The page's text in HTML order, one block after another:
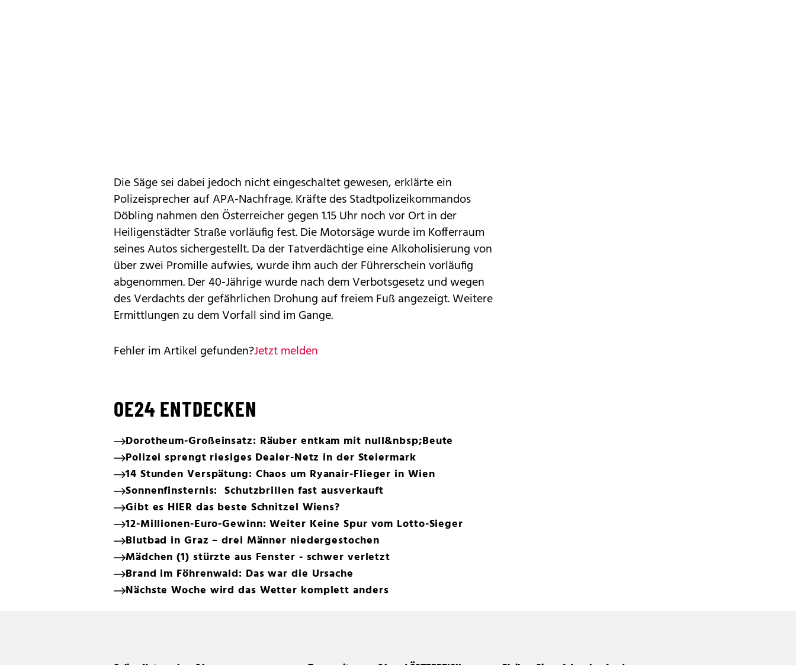
Die Säge sei dabei jedoch nicht eingeschaltet gewesen, erklärte ein
Polizeisprecher auf APA-Nachfrage. Kräfte des Stadtpolizeikommandos
Döbling nahmen den Österreicher gegen 1.15 Uhr noch vor Ort in der
Heiligenstädter Straße vorläufig fest. Die Motorsäge wurde im Kofferraum
seines Autos sichergestellt. Da der Tatverdächtige eine Alkoholisierung von
über zwei Promille aufwies, wurde ihm auch der Führerschein vorläufig
abgenommen. Der 40-Jährige wurde nach dem Verbotsgesetz und wegen
des Verdachts der gefährlichen Drohung auf freiem Fuß angezeigt. Weitere
Ermittlungen zu dem Vorfall sind im Gange.
Fehler im Artikel gefunden?Jetzt melden
OE24 ENTDECKEN
Dorotheum-Großeinsatz: Räuber entkam mit null&nbsp;Beute
Polizei sprengt riesiges Dealer-Netz in der Steiermark
14 Stunden Verspätung: Chaos um Ryanair-Flieger in Wien
Sonnenfinsternis: Schutzbrillen fast ausverkauft
Gibt es HIER das beste Schnitzel Wiens?
12-Millionen-Euro-Gewinn: Weiter Keine Spur vom Lotto-Sieger
Blutbad in Graz – drei Männer niedergestochen
Mädchen (1) stürzte aus Fenster - schwer verletzt
Brand im Föhrenwald: Das war die Ursache
Nächste Woche wird das Wetter komplett anders